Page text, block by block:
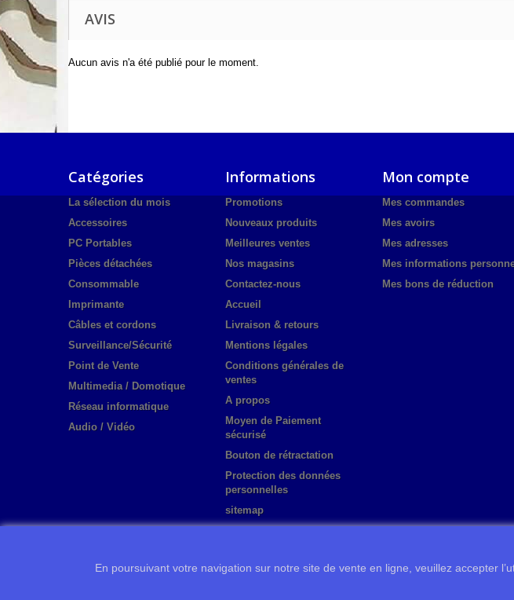
AVIS
Aucun avis n'a été publié pour le moment.
Catégories
La sélection du mois
Accessoires
PC Portables
Pièces détachées
Consommable
Imprimante
Câbles et cordons
Surveillance/Sécurité
Point de Vente
Multimedia / Domotique
Réseau informatique
Audio / Vidéo
Informations
Promotions
Nouveaux produits
Meilleures ventes
Nos magasins
Contactez-nous
Accueil
Livraison & retours
Mentions légales
Conditions générales de
ventes
A propos
Moyen de Paiement
sécurisé
Bouton de rétractation
Protection des données
personnelles
sitemap
Mon compte
Mes commandes
Mes avoirs
Mes adresses
Mes informations
Mes bons de réduction
En poursuivant votre navigation sur notre site de vente en ligne, veuillez accepter